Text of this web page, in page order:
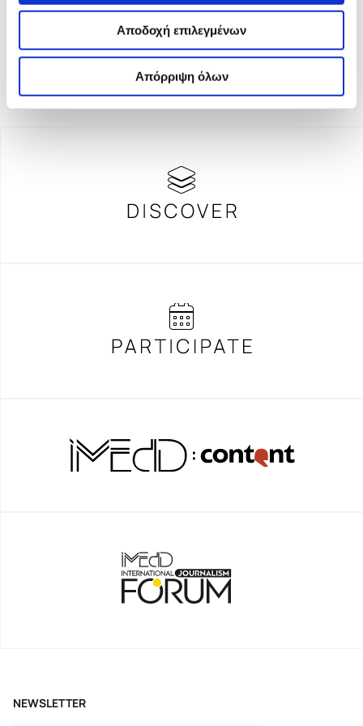
Αποδοχή επιλεγμένων
Απόρριψη όλων
ανεξαρτησίας στη δημοσιογραφία.
NEWSLETTER